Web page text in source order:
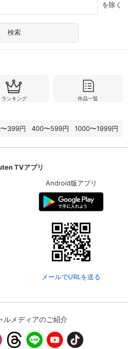
を除く
ランキング 作品一覧
399円 400〜599円 1000〜1999円
TVアプリ
Android版アプリ
メールでURLを送る
ルメディアのご紹介